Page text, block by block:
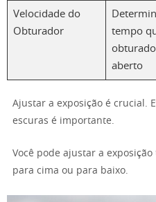
Velocidade do
Obturador
tempo
aberto
Ajustar a exposição é crucial.
escuras é importante.
Você pode ajustar a
para cima ou para baixo.